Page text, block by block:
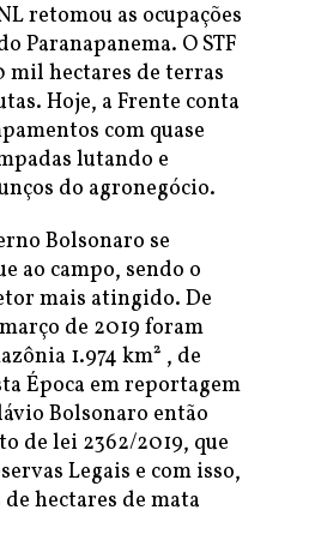
retomou as ocupações
Paranapanema. O STF
mil hectares de terras
Hoje, a Frente conta
com quase
lutando e
do agronegócio.
Bolsonaro se
ao campo, sendo o
mais atingido. De
de 2019 foram
1.974 km² , de
Época em reportagem
Bolsonaro então
de lei 2362/2019, que
Legais e com isso,
hectares de mata